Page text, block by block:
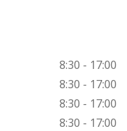
8:30 - 17:00
8:30 - 17:00
8:30 - 17:00
8:30 - 17:00